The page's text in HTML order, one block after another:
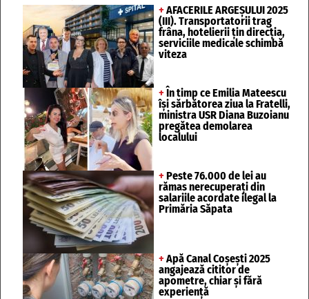
+ AFACERILE ARGEȘULUI 2025
(III). Transportatorii trag
frâna, hotelierii țin direcția,
serviciile medicale schimbă
viteza
+ În timp ce Emilia Mateescu
își sărbătorea ziua la Fratelli,
ministra USR Diana Buzoianu
pregătea demolarea
localului
+ Peste 76.000 de lei au
rămas nerecuperați din
salariile acordate ilegal la
Primăria Săpata
+ Apă Canal Coșești 2025
angajează cititor de
apometre, chiar și fără
experiență